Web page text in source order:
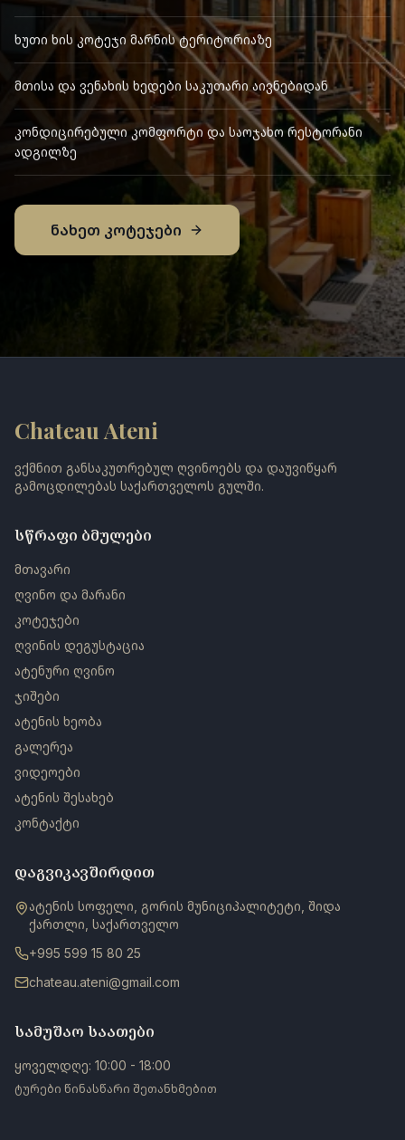
ხუთი ხის კოტეჯი მარნის ტერიტორიაზე
მთისა და ვენახის ხედები საკუთარი აივნებიდან
კონდიცირებული კომფორტი და საოჯახო რესტორანი
ადგილზე
ნახეთ კოტეჯები
Chateau Ateni
ვქმნით განსაკუთრებულ ღვინოებს და დაუვიწყარ
გამოცდილებას საქართველოს გულში.
სწრაფი ბმულები
მთავარი
ღვინო და მარანი
კოტეჯები
ღვინის დეგუსტაცია
ატენური ღვინო
ჯიშები
ატენის ხეობა
გალერეა
ვიდეოები
ატენის შესახებ
კონტაქტი
დაგვიკავშირდით
ატენის სოფელი, გორის მუნიციპალიტეტი, შიდა
ქართლი, საქართველო
+995 599 15 80 25
chateau.ateni@gmail.com
სამუშაო საათები
ყოველდღე: 10:00 - 18:00
ტურები წინასწარი შეთანხმებით